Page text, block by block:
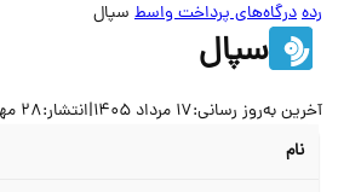
ردهدرگاه‌های پرداخت واسط سپال
سپال
آخرین به‌روز رسانی:17 مرداد 1405 |انتشار:28 مهر 1404
نام